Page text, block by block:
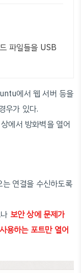
파일들을 USB
에서 웹 서버 등을
우가 있다.
에서 방화벽을 열어
연결을 수신하도록
보안 상에 문제가
용하는 포트만 열어